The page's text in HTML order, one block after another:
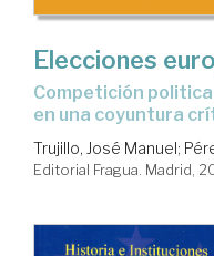
Elecciones
competición politica y estrategias comunicativas
en una coyuntura
Trujillo, José Manuel;
Editorial Fragua. Madrid,